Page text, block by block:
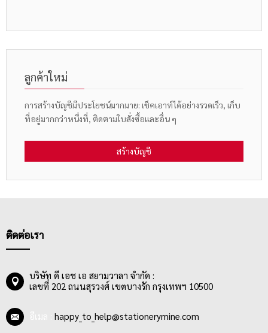
ลูกค้าใหม่
การสร้างบัญชีมีประโยชน์มากมาย: เช็คเอาท์ได้อย่างรวดเร็ว, เก็บ
ที่อยู่มากกว่าหนึ่งที่, ติดตามใบสั่งซื้อและอื่น ๆ
สร้างบัญชี
ติดต่อเรา
บริษัท ดี เอช เอ สยามวาลา จำกัด :
เลขที่ 202 ถนนสุรวงศ์ เขตบางรัก กรุงเทพฯ 10500
happy_to_help@stationerymine.com